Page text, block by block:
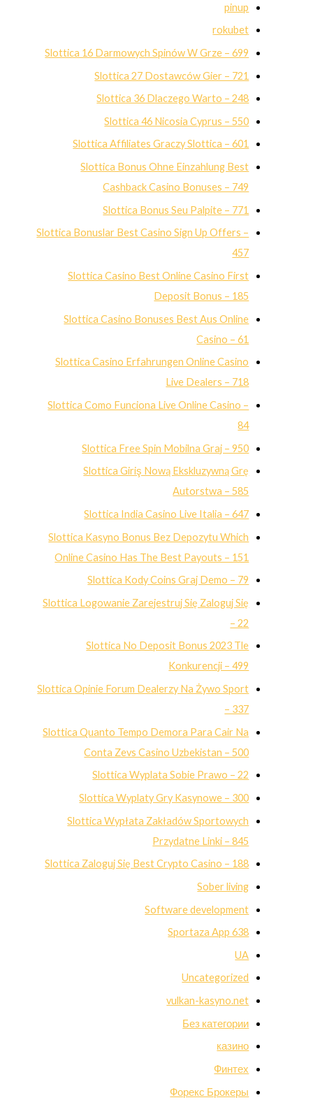
pinup
rokubet
Slottica 16 Darmowych Spinów W Grze – 699
Slottica 27 Dostawców Gier – 721
Slottica 36 Dlaczego Warto – 248
Slottica 46 Nicosia Cyprus – 550
Slottica Affiliates Graczy Slottica – 601
Slottica Bonus Ohne Einzahlung Best
Cashback Casino Bonuses – 749
Slottica Bonus Seu Palpite – 771
Slottica Bonuslar Best Casino Sign Up Offers –
457
Slottica Casino Best Online Casino First
Deposit Bonus – 185
Slottica Casino Bonuses Best Aus Online
Casino – 61
Slottica Casino Erfahrungen Online Casino
Live Dealers – 718
Slottica Como Funciona Live Online Casino –
84
Slottica Free Spin Mobilna Graj – 950
Slottica Giriş Nową Ekskluzywną Grę
Autorstwa – 585
Slottica India Casino Live Italia – 647
Slottica Kasyno Bonus Bez Depozytu Which
Online Casino Has The Best Payouts – 151
Slottica Kody Coins Graj Demo – 79
Slottica Logowanie Zarejestruj Się Zaloguj Się
– 22
Slottica No Deposit Bonus 2023 Tle
Konkurencji – 499
Slottica Opinie Forum Dealerzy Na Żywo Sport
– 337
Slottica Quanto Tempo Demora Para Cair Na
Conta Zevs Casino Uzbekistan – 500
Slottica Wyplata Sobie Prawo – 22
Slottica Wyplaty Gry Kasynowe – 300
Slottica Wypłata Zakładów Sportowych
Przydatne Linki – 845
Slottica Zaloguj Się Best Crypto Casino – 188
Sober living
Software development
Sportaza App 638
UA
Uncategorized
vulkan-kasyno.net
Без категории
казино
Финтех
Форекс Брокеры